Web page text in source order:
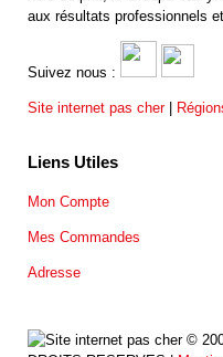
aux résultats professionnels
Suivez nous :
Site internet pas cher|
Liens Utiles
Mon Compte
Mes Commandes
Adresse
©